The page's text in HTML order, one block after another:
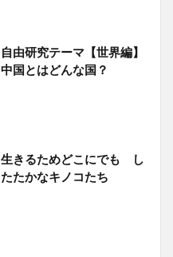
自由研究テーマ【世界編】
中国とはどんな国？
生きるためどこにでも し
たたかなキノコたち